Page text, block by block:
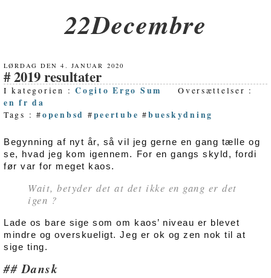
22Decembre
LØRDAG DEN 4. JANUAR 2020
2019 resultater
I kategorien :Cogito Ergo Sum Oversættelser :
en fr da
Tags : #openbsd #peertube #bueskydning
Begynning af nyt år, så vil jeg gerne en gang tælle og
se, hvad jeg kom igennem. For en gangs skyld, fordi
før var for meget kaos.
Wait, betyder det at det ikke en gang er det
igen ?
Lade os bare sige som om kaos’ niveau er blevet
mindre og overskueligt. Jeg er ok og zen nok til at
sige ting.
Dansk